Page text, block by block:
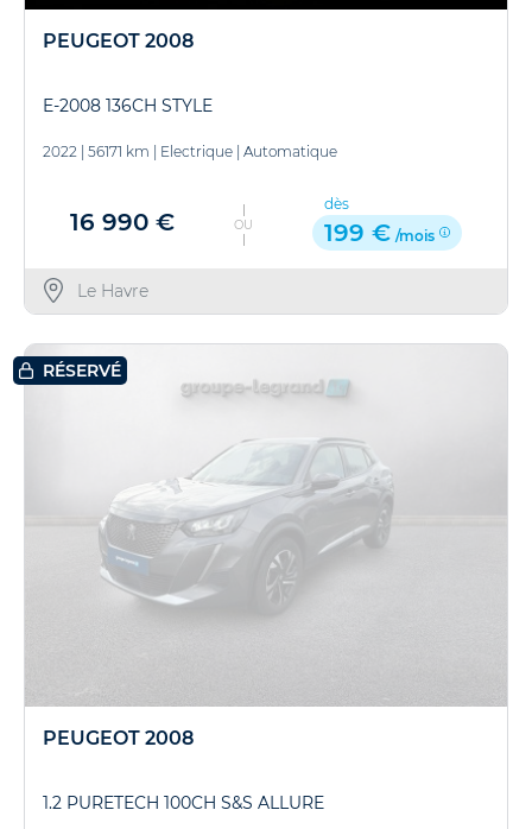
PEUGEOT 2008
E-2008 136CH STYLE
2022 56171 km Electrique Automatique
16 990 € OU
dès
199 € /mois
Le Havre
RÉSERVÉ
PEUGEOT 2008
1.2 PURETECH 100CH S&S ALLURE